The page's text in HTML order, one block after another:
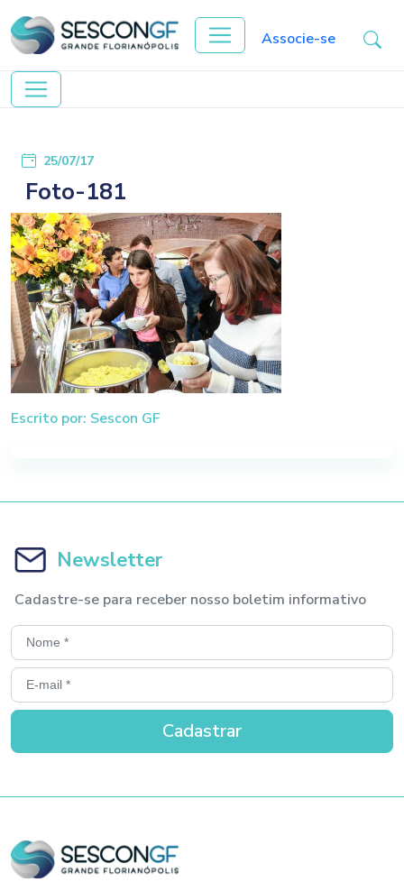
Associe-se
25/07/17
Foto-181
Escrito por: Sescon GF
Newsletter
Cadastre-se para receber nosso boletim informativo